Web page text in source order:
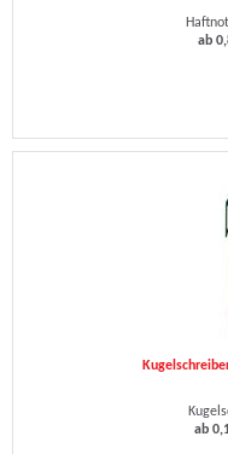
ab
ab